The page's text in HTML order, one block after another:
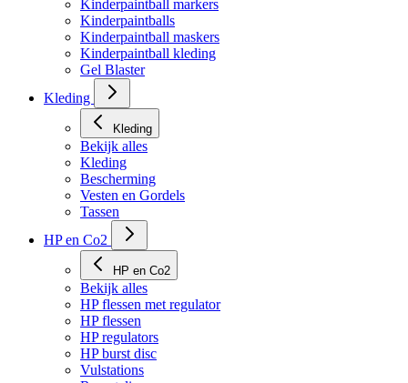
Kinderpaintball sets
Kinderpaintball markers
Kinderpaintballs
Kinderpaintball maskers
Kinderpaintball kleding
Gel Blaster
Kleding
Bekijk alles
Kleding
Bescherming
Vesten en Gordels
Tassen
HP en Co2
HP en Co2
Bekijk alles
HP flessen met regulator
HP flessen
HP regulators
HP burst disc